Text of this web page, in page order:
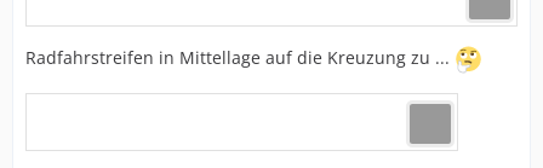
Radfahrstreifen in Mittellage auf die Kreuzung zu ...